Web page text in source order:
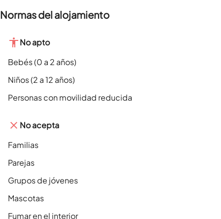
Normas del alojamiento
No apto
Bebés (0 a 2 años)
Niños (2 a 12 años)
Personas con movilidad reducida
No acepta
Familias
Parejas
Grupos de jóvenes
Mascotas
Fumar en el interior